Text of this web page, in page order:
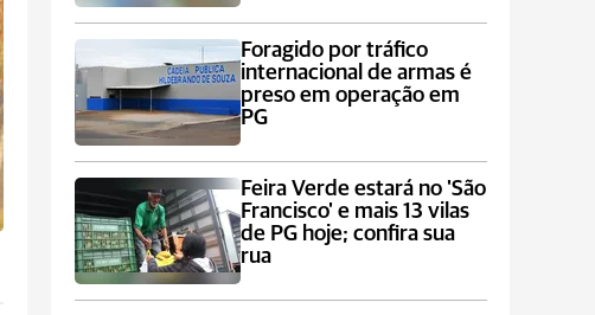
Foragido por tráfico
internacional de armas é
preso em operação em
PG
Feira Verde estará no 'São
Francisco' e mais 13 vilas
de PG hoje; confira sua
rua